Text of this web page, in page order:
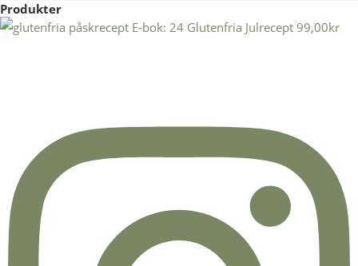
Produkter
E-bok: 24 Glutenfria Julrecept 99,00kr